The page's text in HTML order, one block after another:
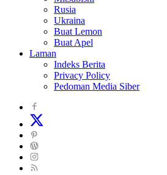
Rusia
Ukraina
Buat Lemon
Buat Apel
Laman
Indeks Berita
Privacy Policy
Pedoman Media Siber